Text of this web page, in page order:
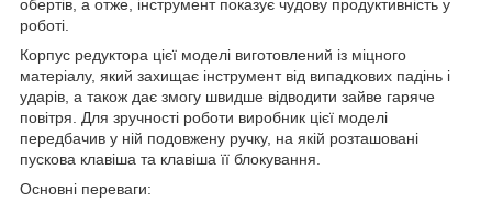
обертів, а отже, інструмент показує чудову продуктивність у
роботі.
Корпус редуктора цієї моделі виготовлений із міцного
матеріалу, який захищає інструмент від випадкових падінь і
ударів, а також дає змогу швидше відводити зайве гаряче
повітря. Для зручності роботи виробник цієї моделі
передбачив у ній подовжену ручку, на якій розташовані
пускова клавіша та клавіша її блокування.
Основні переваги: